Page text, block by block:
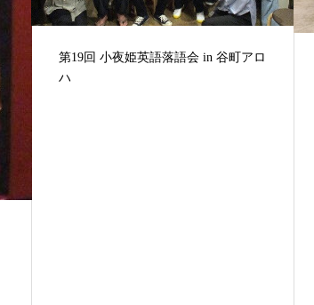
中高生の為の伝える和文化 英語プレ
ゼン本番！